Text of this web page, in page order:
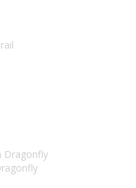
Dragonfly